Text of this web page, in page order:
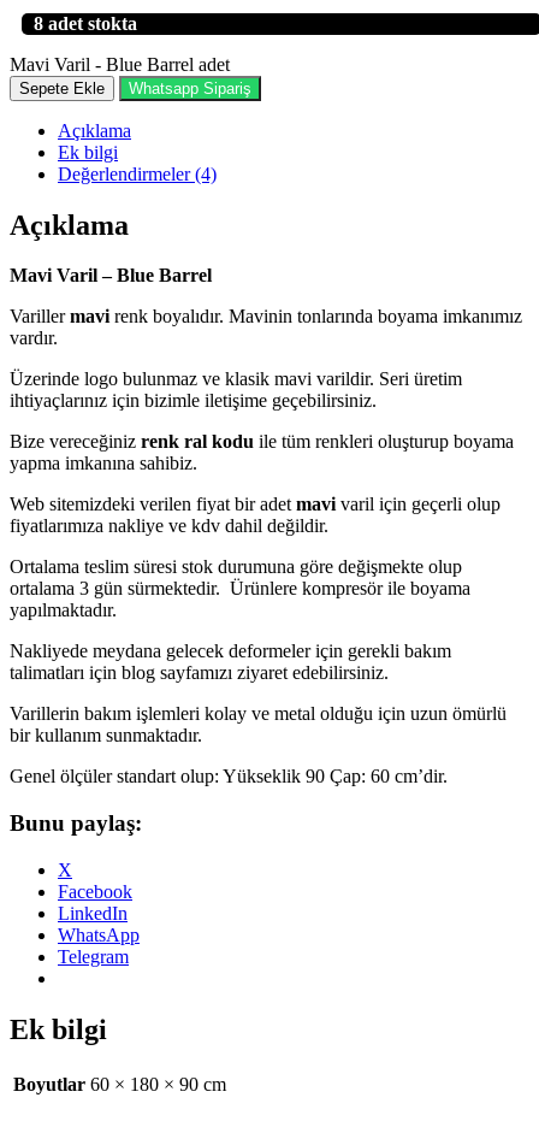
8 adet stokta
Mavi Varil - Blue Barrel adet
Sepete Ekle Whatsapp Sipariş
Açıklama
Ek bilgi
Değerlendirmeler (4)
Açıklama
Mavi Varil – Blue Barrel
Varillermavirenk boyalıdır. Mavinin tonlarında boyama imkanımız
vardır.
Üzerinde logo bulunmaz ve klasik mavi varildir. Seri üretim
ihtiyaçlarınız için bizimle iletişime geçebilirsiniz.
Bize vereceğiniz renk ral kodu ile tüm renkleri oluşturup boyama
yapma imkanına sahibiz.
Web sitemizdeki verilen fiyat bir adetmavivaril için geçerli olup
fiyatlarımıza nakliye ve kdv dahil değildir.
Ortalama teslim süresi stok durumuna göre değişmekte olup
ortalama 3 gün sürmektedir. Ürünlere kompresör ile boyama
yapılmaktadır.
Nakliyede meydana gelecek deformeler için gerekli bakım
talimatları için blog sayfamızı ziyaret edebilirsiniz.
Varillerin bakım işlemleri kolay ve metal olduğu için uzun ömürlü
bir kullanım sunmaktadır.
Genel ölçüler standart olup: Yükseklik 90 Çap: 60 cm’dir.
Bunu paylaş:
X
Facebook
LinkedIn
WhatsApp
Telegram
Ek bilgi
Boyutlar 60 × 180 × 90 cm